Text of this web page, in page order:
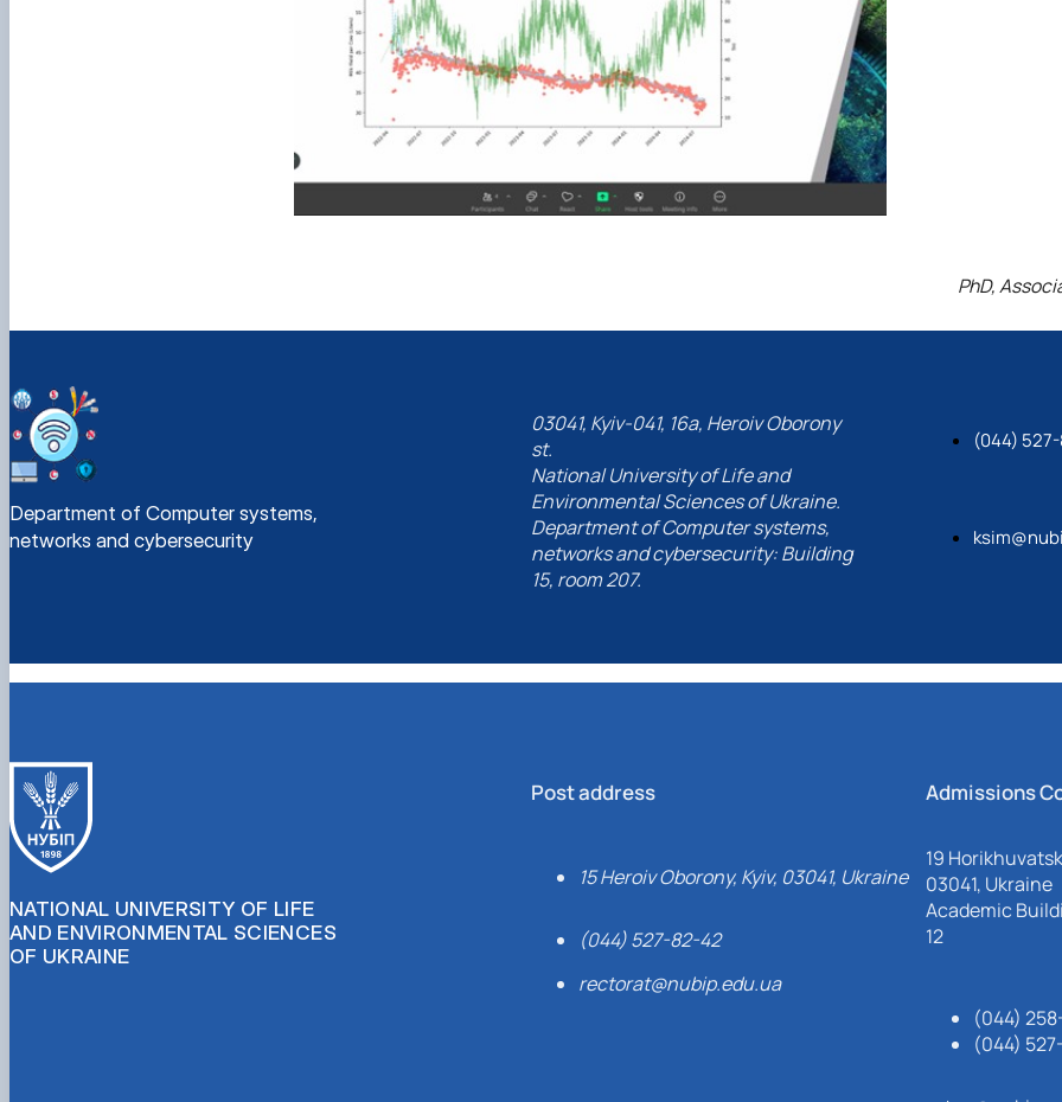
PhD,
Department of Computer systems,
networks and cybersecurity
03041, Kyiv-041, 16a, Heroiv Oborony
st.
National University of Life and
Environmental Sciences of Ukraine.
Department of Computer systems,
networks and cybersecurity: Building
15, room 207.
(044)
NATIONAL UNIVERSITY OF LIFE
AND ENVIRONMENTAL SCIENCES
OF UKRAINE
Post address
15 Heroiv Oborony, Kyiv, 03041, Ukraine
(044) 527-82-42
rectorat@nubip.edu.ua
Admissions
19
03041, Ukraine
Academic
12
(044)
(044)